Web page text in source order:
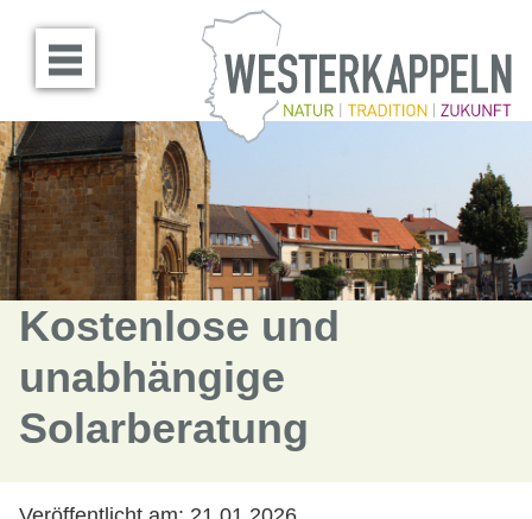
Menü öffnen
Kostenlose und
unabhängige
Solarberatung